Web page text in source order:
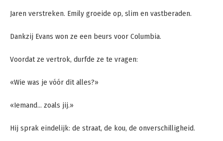
Jaren verstreken. Emily groeide op, slim en vastberaden.
Dankzij Evans won ze een beurs voor Columbia.
Voordat ze vertrok, durfde ze te vragen:
«Wie was je vóór dit alles?»
«Iemand… zoals jij.»
Hij sprak eindelijk: de straat, de kou, de onverschilligheid.